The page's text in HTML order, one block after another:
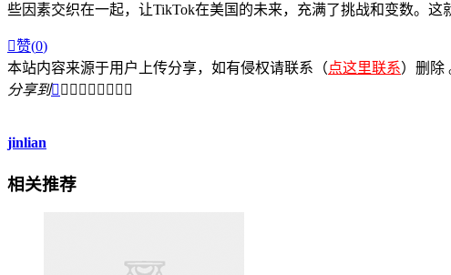
些因素交织在一起，让TikTok在美国的未来，充满了挑战和变数。
赞(0)
本站内容来源于用户上传分享，如有侵权请联系（点这里联系）删除
分享到        
jinlian
相关推荐